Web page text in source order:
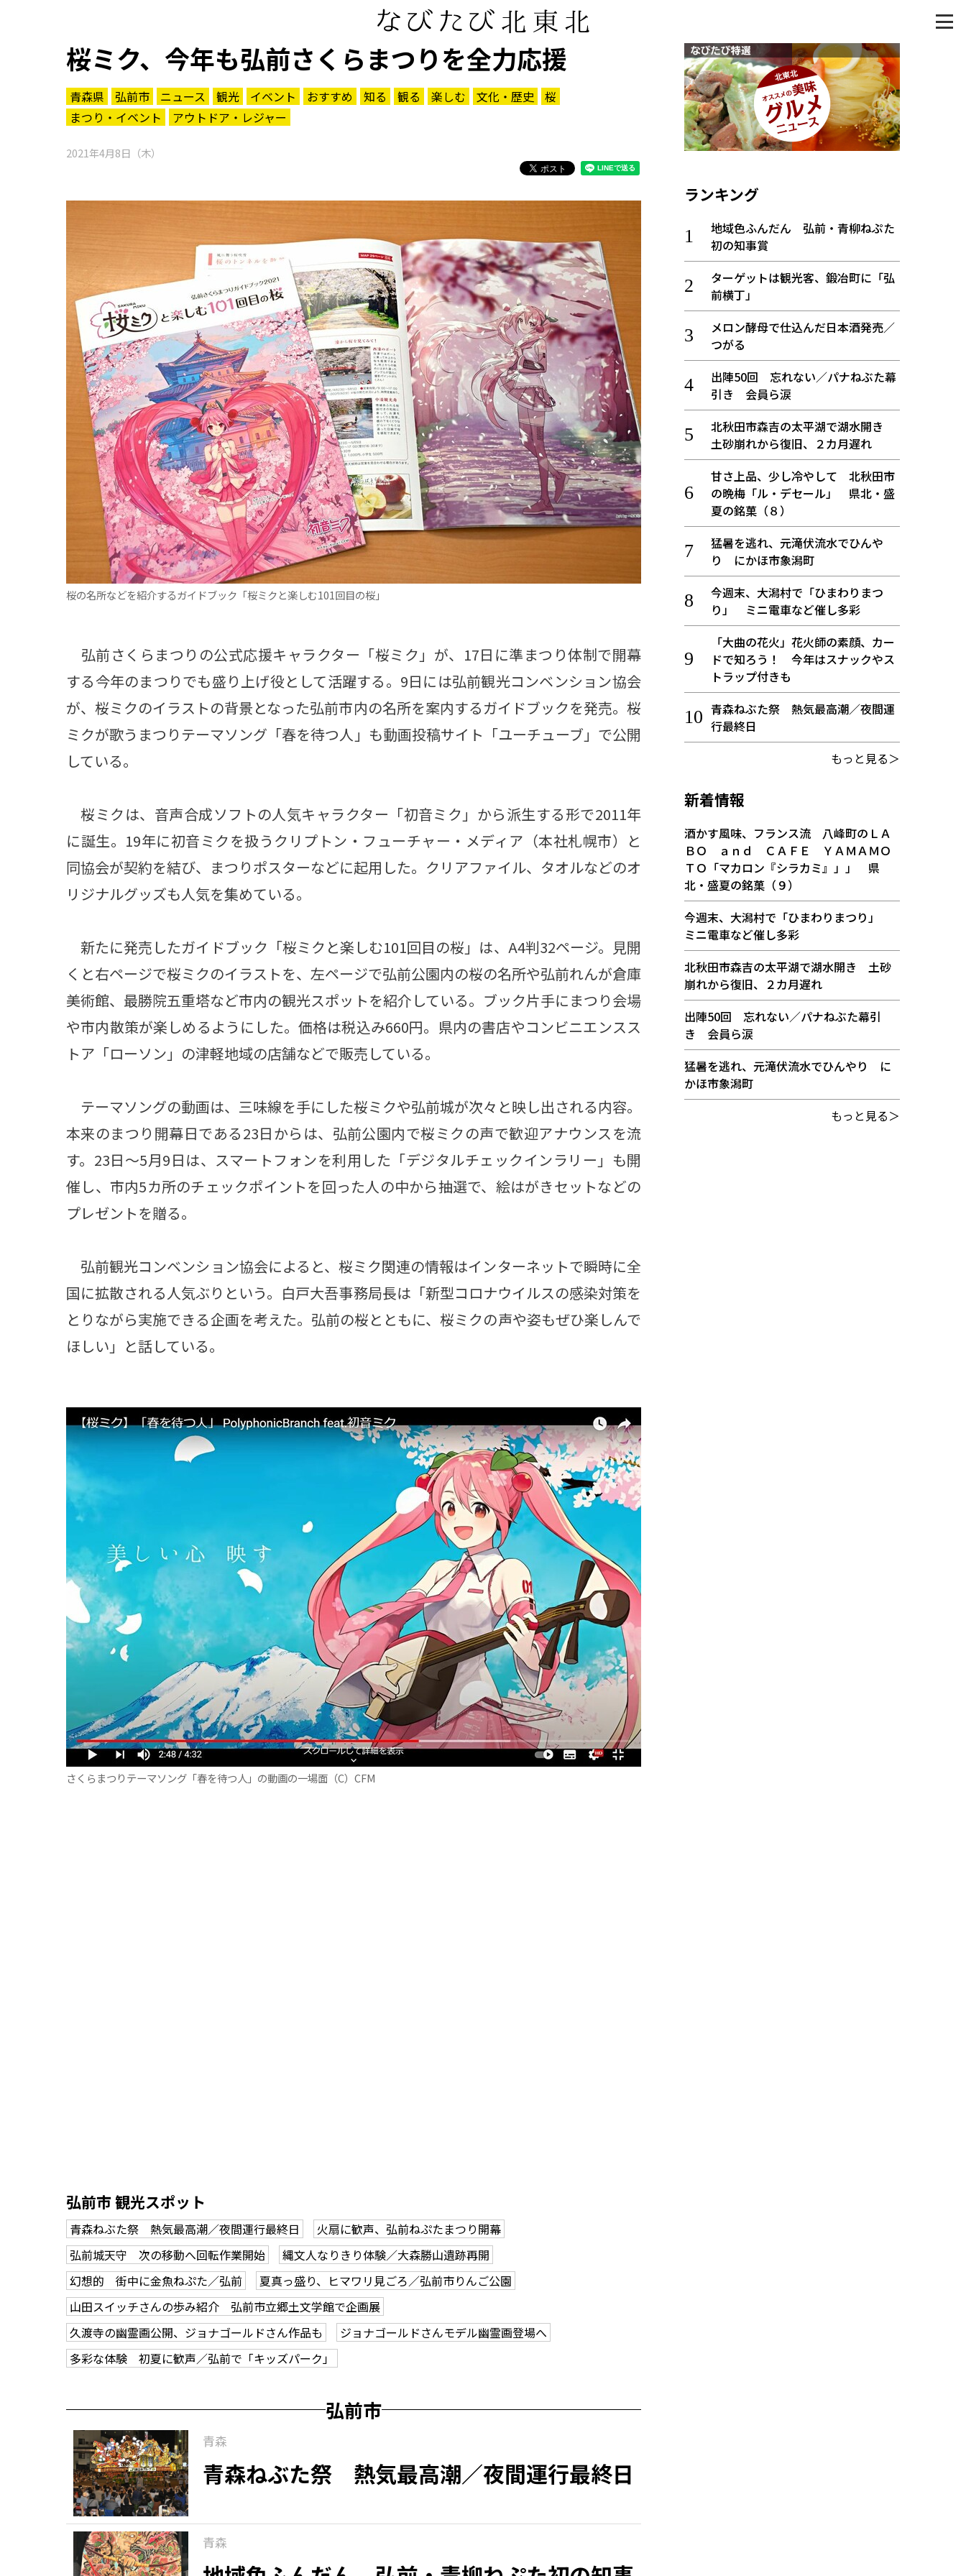
桜ミク、今年も弘前さくらまつりを全力応援
青森県 弘前市 ニュース 観光 イベント おすすめ 知る 観る 楽しむ 文化・歴史
桜
まつり・イベント
アウトドア・レジャー
2021年4月8日（木）
桜の名所などを紹介するガイドブック「桜ミクと楽しむ101回目の桜」
弘前さくらまつりの公式応援キャラクター「桜ミク」が、17日に準まつり体制で開幕
する今年のまつりでも盛り上げ役として活躍する。9日には弘前観光コンベンション協会
が、桜ミクのイラストの背景となった弘前市内の名所を案内するガイドブックを発売。桜
ミクが歌うまつりテーマソング「春を待つ人」も動画投稿サイト「ユーチューブ」で公開
している。
桜ミクは、音声合成ソフトの人気キャラクター「初音ミク」から派生する形で2011年
に誕生。19年に初音ミクを扱うクリプトン・フューチャー・メディア（本社札幌市）と
同協会が契約を結び、まつりポスターなどに起用した。クリアファイル、タオルなどのオ
リジナルグッズも人気を集めている。
新たに発売したガイドブック「桜ミクと楽しむ101回目の桜」は、A4判32ページ。見開
くと右ページで桜ミクのイラストを、左ページで弘前公園内の桜の名所や弘前れんが倉庫
美術館、最勝院五重塔など市内の観光スポットを紹介している。ブック片手にまつり会場
や市内散策が楽しめるようにした。価格は税込み660円。県内の書店やコンビニエンスス
トア「ローソン」の津軽地域の店舗などで販売している。
テーマソングの動画は、三味線を手にした桜ミクや弘前城が次々と映し出される内容。
本来のまつり開幕日である23日からは、弘前公園内で桜ミクの声で歓迎アナウンスを流
す。23日～5月9日は、スマートフォンを利用した「デジタルチェックインラリー」も開
催し、市内5カ所のチェックポイントを回った人の中から抽選で、絵はがきセットなどの
プレゼントを贈る。
弘前観光コンベンション協会によると、桜ミク関連の情報はインターネットで瞬時に全
国に拡散される人気ぶりという。白戸大吾事務局長は「新型コロナウイルスの感染対策を
とりながら実施できる企画を考えた。弘前の桜とともに、桜ミクの声や姿もぜひ楽しんで
ほしい」と話している。
さくらまつりテーマソング「春を待つ人」の動画の一場面（C）CFM
弘前市 観光スポット
青森ねぶた祭 熱気最高潮／夜間運行最終日
火扇に歓声、弘前ねぷたまつり開幕
弘前城天守 次の移動へ回転作業開始
縄文人なりきり体験／大森勝山遺跡再開
幻想的 街中に金魚ねぷた／弘前
夏真っ盛り、ヒマワリ見ごろ／弘前市りんご公園
山田スイッチさんの歩み紹介 弘前市立郷土文学館で企画展
久渡寺の幽霊画公開、ジョナゴールドさん作品も
ジョナゴールドさんモデル幽霊画登場へ
多彩な体験 初夏に歓声／弘前で「キッズパーク」
弘前市
青森
青森ねぶた祭 熱気最高潮／夜間運行最終日
青森
ランキング
地域色ふんだん 弘前・青柳ねぷた
初の知事賞
ターゲットは観光客、鍛冶町に「弘
前横丁」
メロン酵母で仕込んだ日本酒発売／
つがる
出陣50回 忘れない／パナねぶた幕
引き 会員ら涙
北秋田市森吉の太平湖で湖水開き
土砂崩れから復旧、２カ月遅れ
甘さ上品、少し冷やして 北秋田市
の晩梅「ル・デセール」 県北・盛
夏の銘菓（８）
猛暑を逃れ、元滝伏流水でひんや
り にかほ市象潟町
今週末、大潟村で「ひまわりまつ
り」 ミニ電車など催し多彩
「大曲の花火」花火師の素顔、カー
ドで知ろう！ 今年はスナックやス
トラップ付きも
青森ねぶた祭 熱気最高潮／夜間運
行最終日
もっと見る＞
新着情報
酒かす風味、フランス流 八峰町のＬＡ
ＢＯ ａｎｄ ＣＡＦＥ ＹＡＭＡＭＯ
ＴＯ「マカロン『シラカミ』」」 県
北・盛夏の銘菓（９）
今週末、大潟村で「ひまわりまつり」
ミニ電車など催し多彩
北秋田市森吉の太平湖で湖水開き 土砂
崩れから復旧、２カ月遅れ
出陣50回 忘れない／パナねぶた幕引
き 会員ら涙
猛暑を逃れ、元滝伏流水でひんやり に
かほ市象潟町
もっと見る＞
パワースポット
まつり・イベント
おみやげ・特産
アウトドア・レジャー